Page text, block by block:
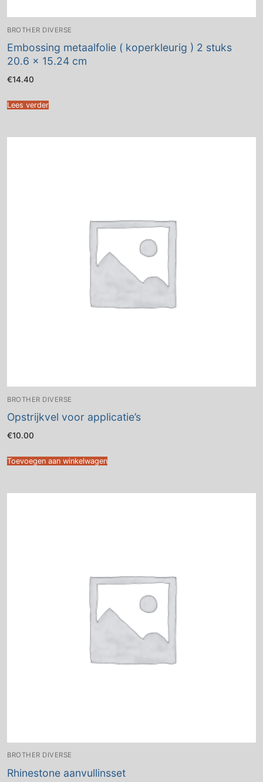
BROTHER DIVERSE
Embossing metaalfolie ( koperkleurig ) 2 stuks
20.6 x 15.24 cm
€14.40
Lees verder
BROTHER DIVERSE
Opstrijkvel voor applicatie’s
€10.00
Toevoegen aan winkelwagen
BROTHER DIVERSE
Rhinestone aanvullinsset